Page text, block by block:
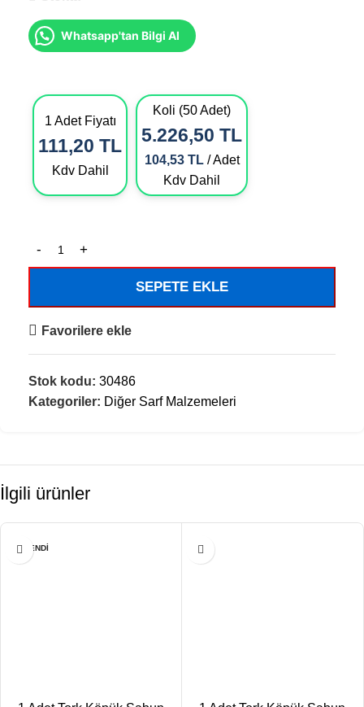
Whatsapp'tan Bilgi Al
1 Adet Fiyatı
111,20 TL
Kdv Dahil
Koli (50 Adet)
5.226,50 TL
104,53TL/ Adet
Kdv Dahil
SEPETE EKLE
Favorilere ekle
Stok kodu: 30486
Kategoriler: Diğer Sarf Malzemeleri
İlgili ürünler
TÜKENDI